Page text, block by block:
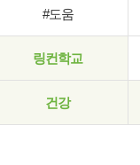
#도움
링컨학교
건강